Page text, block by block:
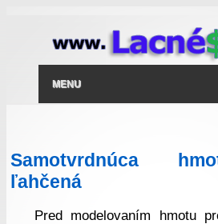
MENU
Samotvrdnúca
ľahčená
Pred modelovaním hmotu